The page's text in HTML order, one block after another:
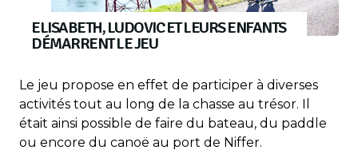
ELISABETH, LUDOVIC ET LEURS ENFANTS
DÉMARRENT LE JEU
Le jeu propose en effet de participer à diverses
activités tout au long de la chasse au trésor. Il
était ainsi possible de faire du bateau, du paddle
ou encore du canoë au port de Niffer.